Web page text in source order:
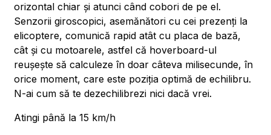
orizontal chiar și atunci când cobori de pe el.
Senzorii giroscopici, asemănători cu cei prezenți la
elicoptere, comunică rapid atât cu placa de bază,
cât și cu motoarele, astfel că hoverboard-ul
reușește să calculeze în doar câteva milisecunde, în
orice moment, care este poziția optimă de echilibru.
N-ai cum să te dezechilibrezi nici dacă vrei.
Atingi până la 15 km/h